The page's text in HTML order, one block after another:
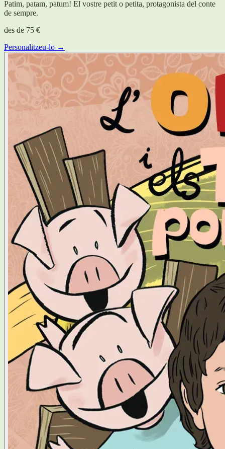
Patim, patam, patum! El vostre petit o petita, protagonista del conte
de sempre.
des de 75 €
Personalitzeu-lo →